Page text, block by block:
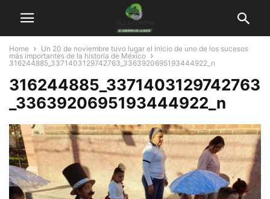
Home
Un 20 de noviembre tuvo lugar el inicio de uno de los sucesos
más importantes de la historia de México
316244885_3371403129742763_3363920695193444922_n
316244885_3371403129742763
_3363920695193444922_n